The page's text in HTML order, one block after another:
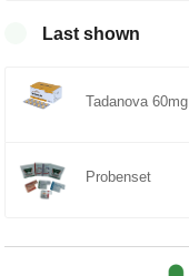
Last shown
Tadanova 60mg
Probenset